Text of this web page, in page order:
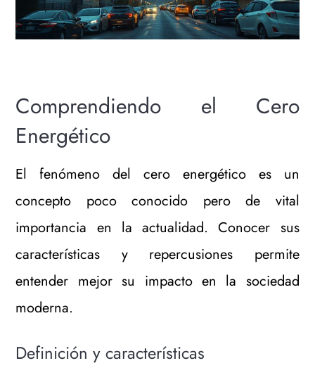
Comprendiendo el Cero
Energético
El fenómeno del cero energético es un
concepto poco conocido pero de vital
importancia en la actualidad. Conocer sus
características y repercusiones permite
entender mejor su impacto en la sociedad
moderna.
Definición y características